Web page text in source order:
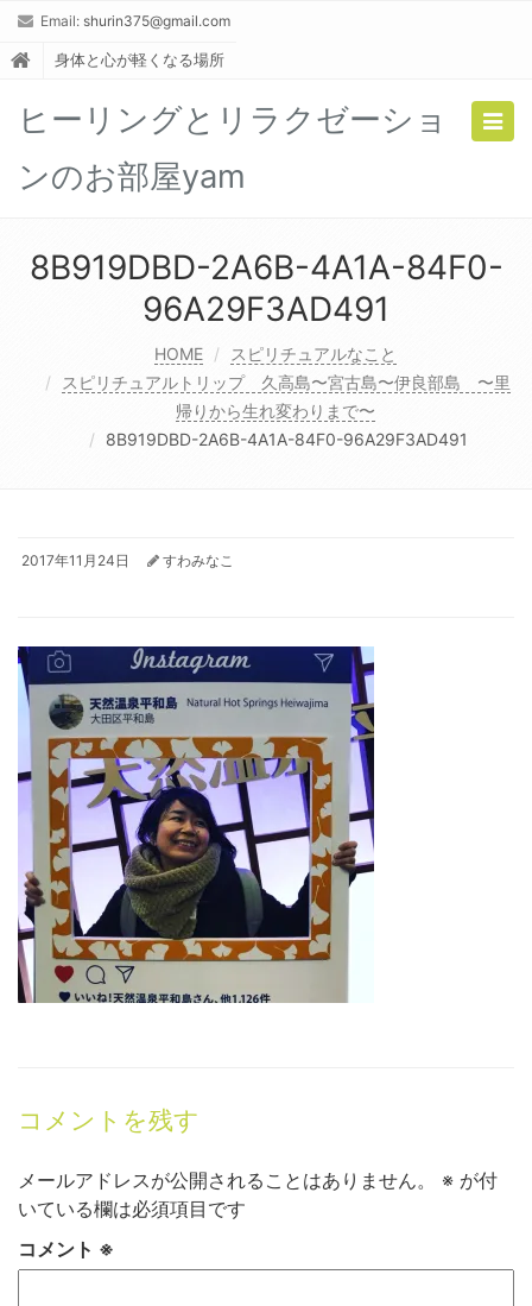
Email: shurin375@gmail.com
身体と心が軽くなる場所
ヒーリングとリラクゼーショ
ンのお部屋yam
8B919DBD-2A6B-4A1A-84F0-
96A29F3AD491
HOME
スピリチュアルなこと
スピリチュアルトリップ 久高島〜宮古島〜伊良部島 〜里
帰りから生れ変わりまで〜
8B919DBD-2A6B-4A1A-84F0-96A29F3AD491
2017年11月24日 すわみなこ
コメントを残す
メールアドレスが公開されることはありません。 ※ が付
いている欄は必須項目です
コメント ※